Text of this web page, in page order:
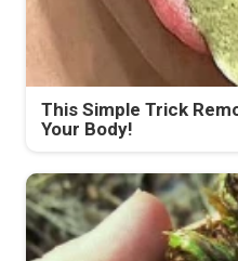
This Simple Trick
Your Body!